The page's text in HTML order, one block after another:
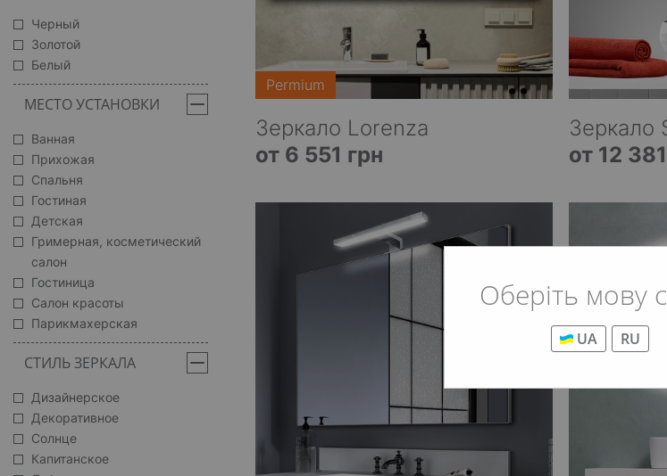
Оберіть мову
UA RU
Черный
Золотой
Белый
МЕСТО УСТАНОВКИ
Ванная
Прихожая
Спальня
Гостиная
Детская
Гримерная, косметический
салон
Гостиница
Салон красоты
Парикмахерская
СТИЛЬ ЗЕРКАЛА
Дизайнерское
Декоративное
Солнце
Капитанское
Permium
Зеркало Lorenza
от 6 551 грн
Зеркало
от 12